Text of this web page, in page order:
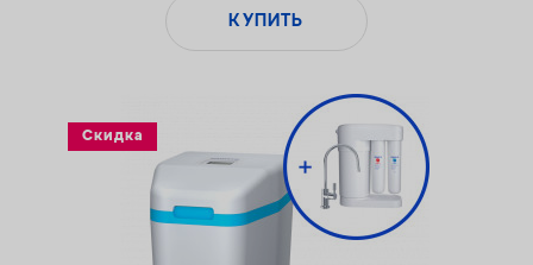
—Объем воды/соли на регенерацию от 66 л/1,0 кг
КУПИТЬ
Скидка